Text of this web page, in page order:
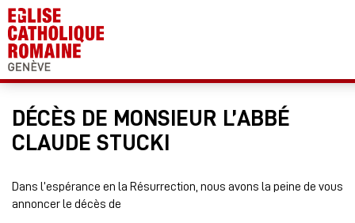
DÉCÈS DE MONSIEUR L’ABBÉ
CLAUDE STUCKI
Dans l’espérance en la Résurrection, nous avons la peine de vous
annoncer le décès de